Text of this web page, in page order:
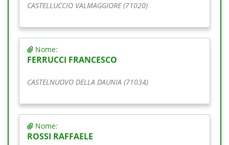
CASTELLUCCIO VALMAGGIORE (71020)
Nome:
FERRUCCI FRANCESCO
CASTELNUOVO DELLA DAUNIA (71034)
Nome:
ROSSI RAFFAELE